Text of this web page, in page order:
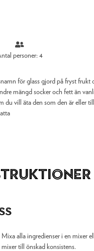
personer: 4
för glass gjord på fryst
mängd socker och fett än
du vill äta den som den är eller
Mixa alla ingredienser i en mixer
mixer till önskad konsistens.